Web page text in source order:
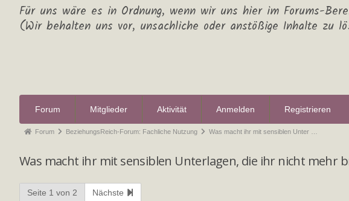
Für uns wäre es in Ordnung, wenn wir uns hier im Forums-
(Wir behalten uns vor, unsachliche oder anstößige Inhalte zu
Forum Mitglieder Aktivität Anmelden Registrieren
Forum BeziehungsReich-Forum: Fachliche Nutzung Was macht ihr mit sensiblen Unter …
Was macht ihr mit sensiblen Unterlagen, die ihr nicht mehr
Seite 1 von 2 Nächste